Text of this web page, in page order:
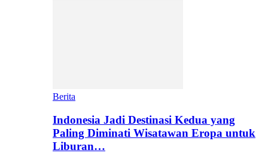
Berita
Indonesia Jadi Destinasi Kedua yang
Paling Diminati Wisatawan Eropa untuk
Liburan…